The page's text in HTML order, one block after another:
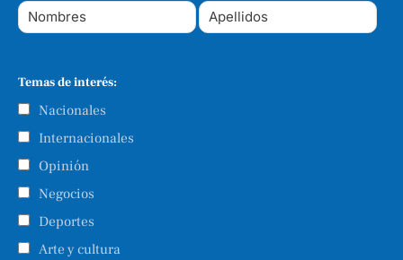
Temas de interés:
Nacionales
Internacionales
Opinión
Negocios
Deportes
Arte y cultura